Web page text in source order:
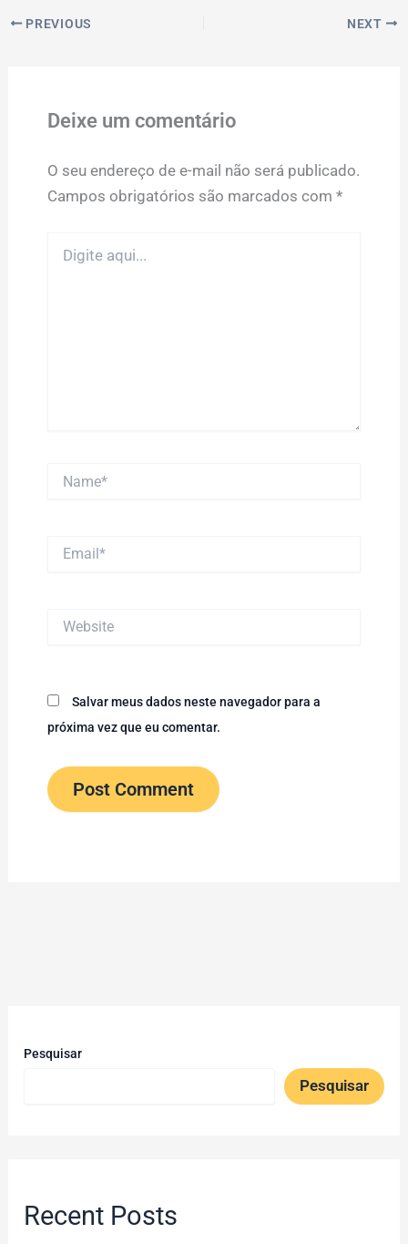
PREVIOUS NEXT
Deixe um comentário
O seu endereço de e-mail não será publicado.
Campos obrigatórios são marcados com *
aqui...
Salvar meus dados neste navegador para a
próxima vez que eu comentar.
Pesquisar
Pesquisar
Recent Posts